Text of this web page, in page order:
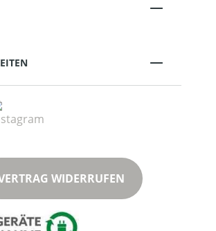
WIDERRUFEN